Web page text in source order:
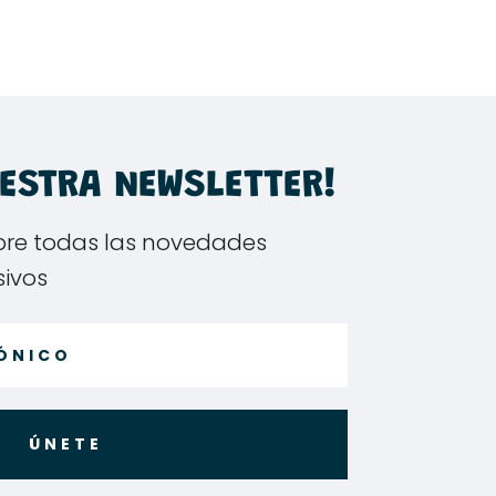
NEWSLETTER!
todas las novedades
ÚNETE